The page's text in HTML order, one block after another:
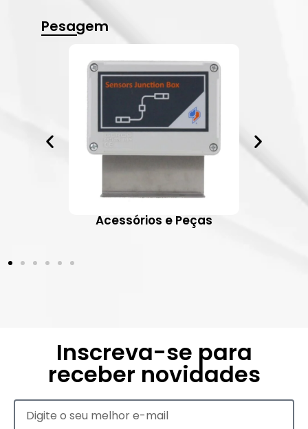
Pesagem
Acessórios e Peças
Inscreva-se para
receber novidades